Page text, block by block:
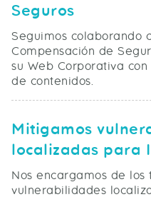
Seguros
Seguimos colaborando
Compensación de
su Web Corporativa
de contenidos.
Mitigamos
localizadas para
Nos encargamos de
vulnerabilidades